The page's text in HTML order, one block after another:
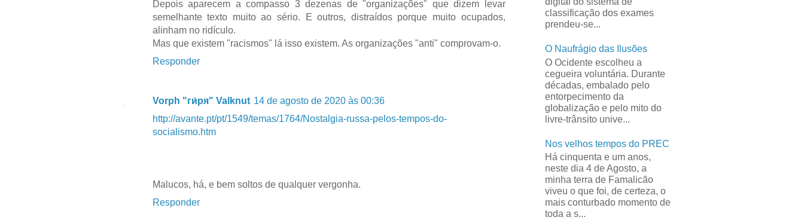
Depois aparecem a compasso 3 dezenas de "organizações" que dizem levar
semelhante texto muito ao sério. E outros, distraídos porque muito ocupados,
alinham no ridículo.
Mas que existem "racismos" lá isso existem. As organizações "anti" comprovam-o.
Responder
Vorph "ги́ря" Valknut 14 de agosto de 2020 às 00:36
http://avante.pt/pt/1549/temas/1764/Nostalgia-russa-pelos-tempos-do-
socialismo.htm
Malucos, há, e bem soltos de qualquer vergonha.
Responder
classificação dos exames
prendeu-se...
O Naufrágio das Ilusões
O Ocidente escolheu a
cegueira voluntária. Durante
décadas, embalado pelo
entorpecimento da
globalização e pelo mito do
livre-trânsito unive...
Nos velhos tempos do PREC
Há cinquenta e um anos,
neste dia 4 de Agosto, a
minha terra de Famalicão
viveu o que foi, de certeza, o
mais conturbado momento de
toda a s...